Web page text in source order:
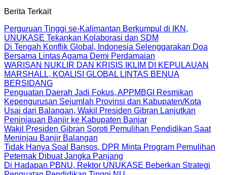
Berita Terkait
Perguruan Tinggi se-Kalimantan Berkumpul di IKN,
UNUKASE Tekankan Kolaborasi dan SDM
Di Tengah Konflik Global, Indonesia Selenggarakan Doa
Bersama Lintas Agama Demi Perdamaian
WARISAN NUKLIR DAN KRISIS IKLIM DI KEPULAUAN
MARSHALL, KOALISI GLOBAL LINTAS BENUA
BERSIDANG
Penguatan Daerah Jadi Fokus, APPMBGI Resmikan
Kepengurusan Sejumlah Provinsi dan Kabupaten/Kota
Usai dari Balangan, Wakil Presiden Gibran Lanjutkan
Peninjauan Banjir ke Kabupaten Banjar
Wakil Presiden Gibran Soroti Pemulihan Pendidikan Saat
Meninjau Banjir Balangan
Tidak Hanya Soal Bansos, DPR Minta Program Pemulihan
Peternak Dibuat Jangka Panjang
Di Hadapan PBNU, Rektor UNUKASE Beberkan Strategi